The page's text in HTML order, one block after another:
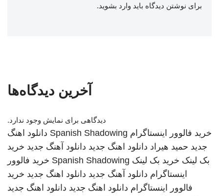
برای نوشتن دیدگاه باید وارد بشوید.
آخرین دیدگاه‌ها
دیدگاهی برای نمایش وجود ندارد.
خرید فالوور اینستاگرام Spanish Shadowing دانلود اهنگ
جدید حمید هیراد دانلود اهنگ جدید دانلود آهنگ جدید خرید
بک لینک خرید بک لینک Spanish Shadowing خرید فالوور
اینستاگرام دانلود آهنگ جدید دانلود اهنگ جدید خرید
فالوور اینستاگرام دانلود اهنگ جدید دانلود اهنگ جدید